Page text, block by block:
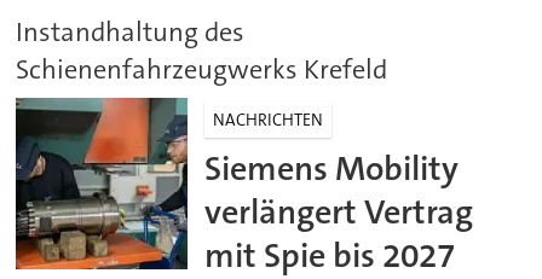
Instandhaltung des
Schienenfahrzeugwerks Krefeld
NACHRICHTEN
Siemens Mobility
verlängert Vertrag
mit Spie bis 2027